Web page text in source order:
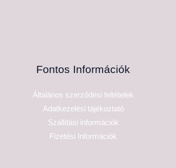
Fontos Információk
Általános szerződési feltételek
Adatkezelési tájékoztató
Szállítási információk
Fizetési Információk